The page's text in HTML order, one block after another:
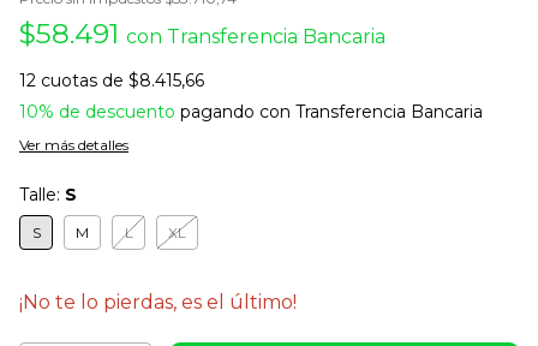
$58.491 con Transferencia Bancaria
12 cuotas de $8.415,66
10% de descuento pagando con Transferencia Bancaria
Ver más detalles
Talle: S
S M L XL
¡No te lo pierdas, es el último!